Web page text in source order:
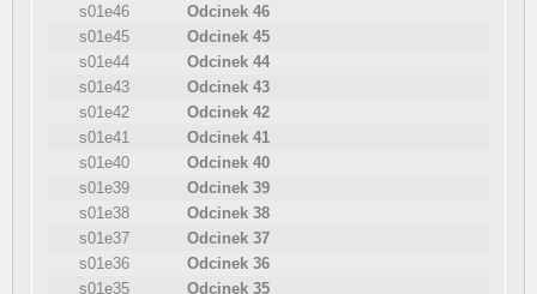
s01e46
Odcinek 46
s01e45
Odcinek 45
s01e44
Odcinek 44
s01e43
Odcinek 43
s01e42
Odcinek 42
s01e41
Odcinek 41
s01e40
Odcinek 40
s01e39
Odcinek 39
s01e38
Odcinek 38
s01e37
Odcinek 37
s01e36
Odcinek 36
s01e35
Odcinek 35